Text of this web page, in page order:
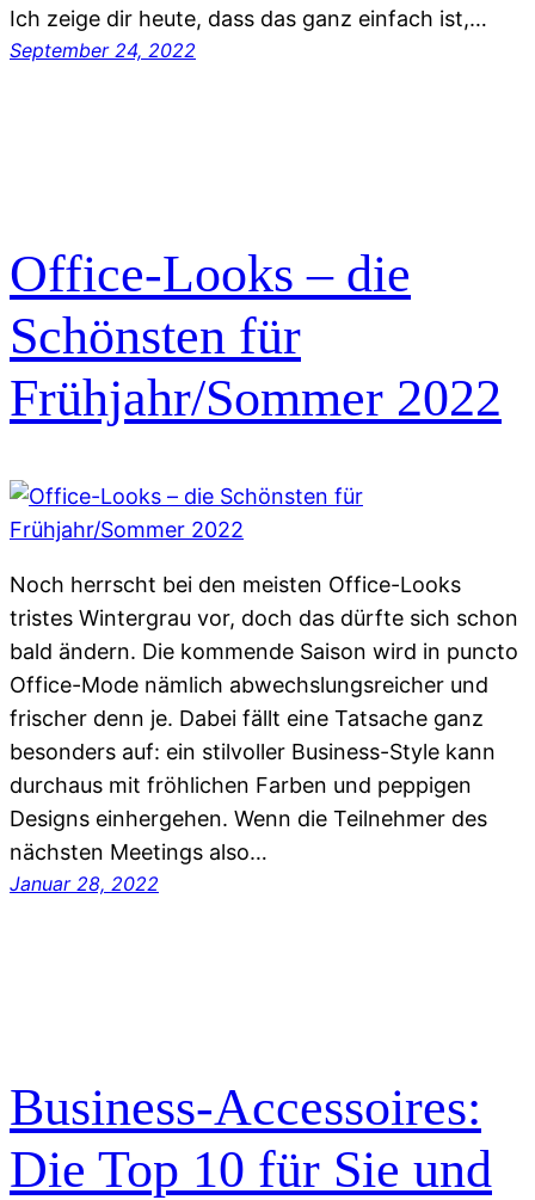
Ich zeige dir heute, dass das ganz einfach ist,…
September 24, 2022
Office-Looks – die
Schönsten für
Frühjahr/Sommer 2022
Noch herrscht bei den meisten Office-Looks
tristes Wintergrau vor, doch das dürfte sich schon
bald ändern. Die kommende Saison wird in puncto
Office-Mode nämlich abwechslungsreicher und
frischer denn je. Dabei fällt eine Tatsache ganz
besonders auf: ein stilvoller Business-Style kann
durchaus mit fröhlichen Farben und peppigen
Designs einhergehen. Wenn die Teilnehmer des
nächsten Meetings also…
Januar 28, 2022
Business-Accessoires:
Die Top 10 für Sie und